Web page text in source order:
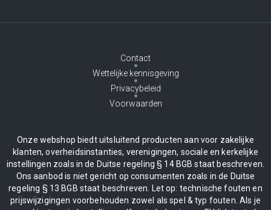
Contact
Wettelijke kennisgeving
Privacybeleid
Voorwaarden
Onze webshop biedt uitsluitend producten aan voor zakelijke
klanten, overheidsinstanties, verenigingen, sociale en kerkelijke
instellingen zoals in de Duitse regeling § 14 BGB staat beschreven.
Ons aanbod is niet gericht op consumenten zoals in de Duitse
regeling § 13 BGB staat beschreven. Let op: technische fouten en
prijswijzigingen voorbehouden zowel als spel & typ fouten. Als je